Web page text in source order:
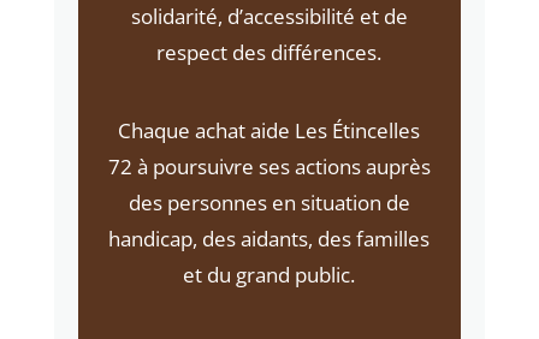
solidarité, d’accessibilité et de
respect des différences.
Chaque achat aide Les Étincelles
72 à poursuivre ses actions auprès
des personnes en situation de
handicap, des aidants, des familles
et du grand public.